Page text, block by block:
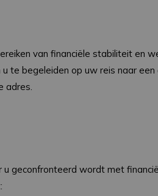
van financiële stabiliteit en
te begeleiden op uw reis naar
adres.
geconfronteerd wordt met